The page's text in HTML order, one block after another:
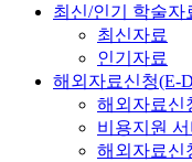
최신/인기 학술자
최신자료
인기자료
해외자료신청(E-
해외자료신
비용지원
해외자료신